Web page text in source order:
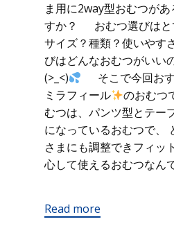
ま用に2way型おむつが
すか？ おむつ選びはと
サイズ？種類？使いやす
びはどんなおむつがいい
(>_<)
そこで今回お
ミラフィール
のおむつ
むつは、パンツ型とテー
になっているおむつで、
さまにも調整できフィッ
心して使えるおむつ
Read more